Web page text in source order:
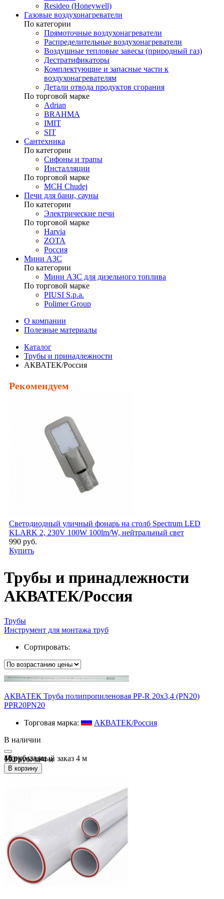
Resideo (Honeywell)
Газовые воздухонагреватели
По категории
Прямоточные воздухонагреватели
Распределительные воздухонагреватели
Воздушные тепловые завесы (природный газ)
Дестратификаторы
Комплектующие и запасные части к
воздухонагревателям
Детали отвода продуктов сгорания
По торговой марке
Adrian
BRAHMA
IMIT
SIT
Сантехника
По категории
Сифоны и трапы
Инсталляции
По торговой марке
MCH Chudej
Печи для бани, сауны
По категории
Электрические печи
По торговой марке
Harvia
ZOTA
Россия
Мини АЗС
По категории
Мини АЗС для дизельного топлива
По торговой марке
PIUSI S.p.a.
Polimer Group
О компании
Полезные материалы
Каталог
Трубы и принадлежности
АКВАТЕК/Россия
Рекомендуем
Светодиодный уличный фонарь на столб Spectrum LED
KLARK 2, 230V 100W 100lm/W, нейтральный свет
990 руб.
Купить
Трубы и принадлежности
АКВАТЕК/Россия
Трубы
Инструмент для монтажа труб
Сортировать:
АКВАТЕК Труба полипропиленовая PP-R 20х3,4 (PN20)
PPR20PN20
Торговая марка:
АКВАТЕК/Россия
В наличии
48 руб.зам
192 руб. за 4 м
Минимальный заказ 4 м
В корзину